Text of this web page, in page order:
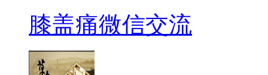
膝盖痛微信交流